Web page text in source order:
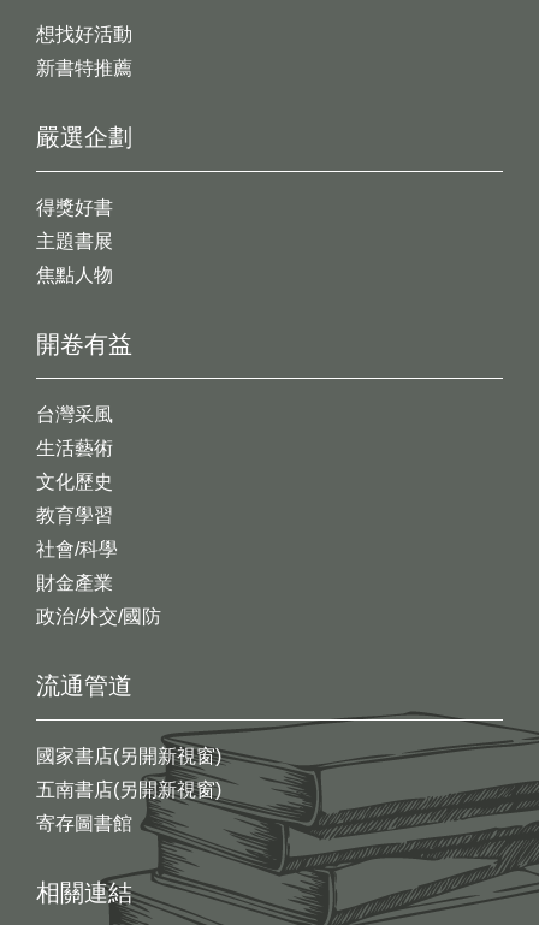
想找好活動
新書特推薦
開卷有益
台灣采風
生活藝術
文化歷史
教育學習
社會/科學
財金產業
政治/外交/國防
嚴選企劃
得獎好書
主題書展
焦點人物
流通管道
國家書店(另開新視窗)
五南書店(另開新視窗)
寄存圖書館
相關連結